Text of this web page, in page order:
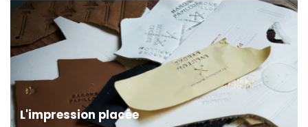
L'impression placée